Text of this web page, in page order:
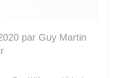
par Guy Martin